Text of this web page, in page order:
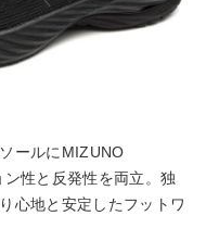
ールにMIZUNO
性と反発性を両立。独
心地と安定したフットワ